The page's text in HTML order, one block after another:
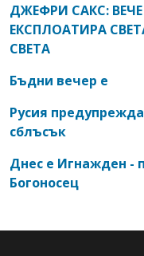
ДЖЕФРИ САКС:
ЕКСПЛОАТИРА
СВЕТА
Бъдни вечер е
Русия
сблъсък
Днес е Игнажден -
Богоносец